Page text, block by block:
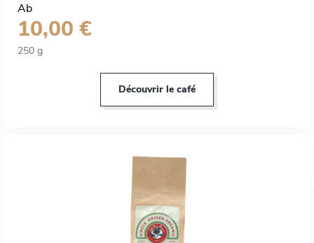
Ab
10,00 €
250 g
Découvrir le café